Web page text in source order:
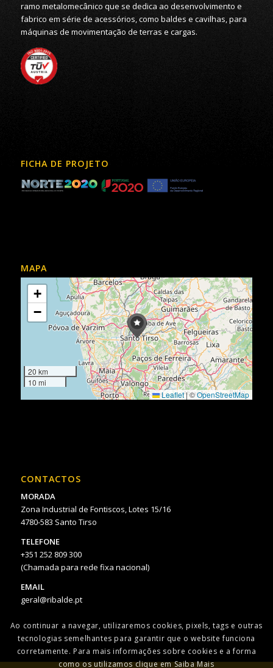
ramo metalomecânico que se dedica ao desenvolvimento e
fabrico em série de acessórios, como baldes e cavilhas, para
máquinas de movimentação de terras e cargas.
FICHA DE PROJETO
MAPA
+
−
20 km
10 mi
Leaflet|©OpenStreetMap
CONTACTOS
MORADA
Zona Industrial de Fontiscos, Lotes 15/16
4780-583 Santo Tirso
TELEFONE
+351 252 809 300
(Chamada para rede fixa nacional)
EMAIL
geral@ribalde.pt
Ao continuar a navegar, utilizaremos cookies, pixels, tags e outras
tecnologias semelhantes para garantir que o website funciona
corretamente. Para mais informações sobre cookies e a forma
como os utilizamos clique em Saiba Mais